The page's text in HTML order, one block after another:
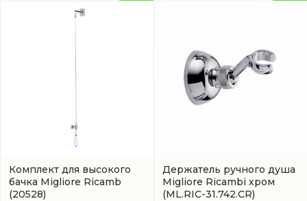
Комплект для высокого
бачка Migliore Ricamb
(20528)
Держатель ручного душа
Migliore Ricambi хром
(ML.RIC-31.742.CR)